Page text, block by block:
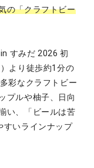
の「クラフトビー
すみだ 2026 初
より徒歩約1分の
彩なクラフトビー
プルや柚子、日向
い、「ビールは苦
すいラインナップ